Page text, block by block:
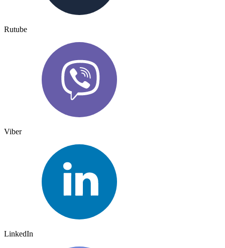
Rutube
Viber
LinkedIn